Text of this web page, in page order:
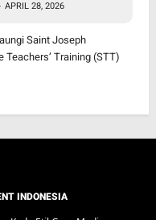
Program
Berjenjang
Timur
APRIL 28, 2026
Saint Joseph
Teachers’ Training (STT)
INDONESIA